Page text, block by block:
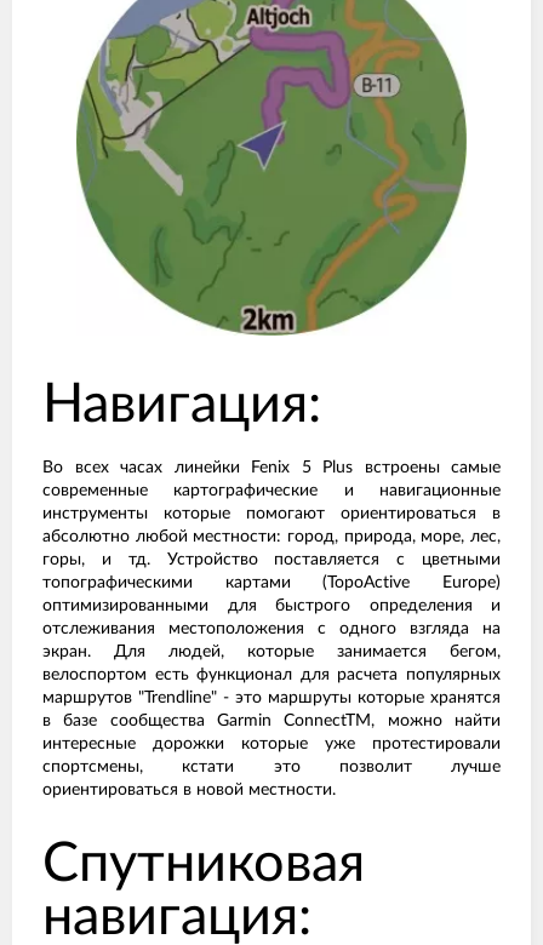
Навигация:
Во всех часах линейки Fenix 5 Plus встроены самые
современные картографические и навигационные
инструменты которые помогают ориентироваться в
абсолютно любой местности: город, природа, море, лес,
горы, и тд. Устройство поставляется с цветными
топографическими картами (TopoActive Europe)
оптимизированными для быстрого определения и
отслеживания местоположения с одного взгляда на
экран. Для людей, которые занимается бегом,
велоспортом есть функционал для расчета популярных
маршрутов "Trendline" - это маршруты которые хранятся
в базе сообщества Garmin ConnectTM, можно найти
интересные дорожки которые уже протестировали
спортсмены, кстати это позволит лучше
ориентироваться в новой местности.
Спутниковая
навигация: